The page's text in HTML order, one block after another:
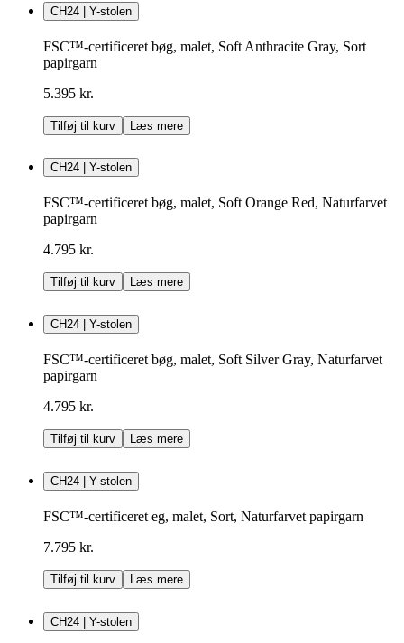
CH24 | Y-stolen
FSC™-certificeret bøg, malet, Soft Anthracite Gray, Sort
papirgarn
5.395 kr.
Tilføj til kurv Læs mere
CH24 | Y-stolen
FSC™-certificeret bøg, malet, Soft Orange Red, Naturfarvet
papirgarn
4.795 kr.
Tilføj til kurv Læs mere
CH24 | Y-stolen
FSC™-certificeret bøg, malet, Soft Silver Gray, Naturfarvet
papirgarn
4.795 kr.
Tilføj til kurv Læs mere
CH24 | Y-stolen
FSC™-certificeret eg, malet, Sort, Naturfarvet papirgarn
7.795 kr.
Tilføj til kurv Læs mere
CH24 | Y-stolen